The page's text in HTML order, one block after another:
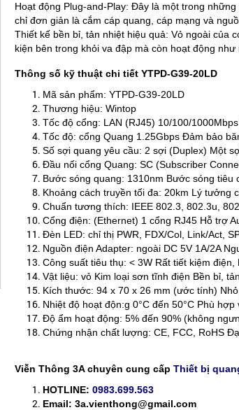
Hoạt động Plug-and-Play: Đây là một trong
chỉ đơn giản là cắm cáp quang, cáp mạng và
Thiết kế bền bỉ, tản nhiệt hiệu quả: Vỏ ngoài của
kiện bên trong khỏi va đập mà còn hoạt động
Thông số kỹ thuật chi tiết YTPD-G39-20LD
Mã sản phẩm: YTPD-G39-20LD
Thương hiệu: Wintop
Tốc độ cổng: LAN (RJ45) 10/100/
Tốc độ: cổng Quang 1.25Gbps Đảm bảo
Số sợi quang yêu cầu: 2 sợi (Duplex) Một
Đầu nối cổng Quang: SC (Subscriber
Bước sóng quang: 1310nm Bước sóng tiêu
Khoảng cách truyền tối đa: 20km Lý tưởng
Chuẩn tương thích: IEEE 802.3, 802.3u,
Cổng điện: (Ethernet) 1 cổng RJ45 Hỗ trợ
Đèn LED: chỉ thị PWR, FDX/Col, Link/Act,
Nguồn điện Adapter: ngoài DC 5V 1A/2A
Công suất tiêu thụ: < 3W Rất tiết kiệm điện,
Vật liệu: vỏ Kim loại sơn tĩnh điện Bền bỉ,
Kích thước: 94 x 70 x 26 mm (ước tính)
Nhiệt độ hoạt độn:g 0°C đến 50°C Phù
Độ ẩm hoạt động: 5% đến 90% (không
Chứng nhận chất lượng: CE, FCC, RoHS
Viễn Thông 3A chuyên cung cấp Thiết bị
HOTLINE: 0983.699.563
Email: 3a.vienthong@gmail.com